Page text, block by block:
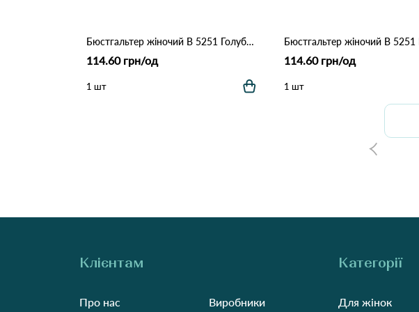
Бюстгальтер жіночий B 5251 Голубий
114.60 грн/од
1 шт
114.60 грн/од
1 шт
Клієнтам
Про нас Виробники
Категорії
Для жінок